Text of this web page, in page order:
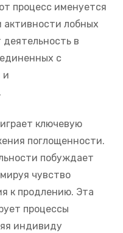
процесс именуется
лобных
в
с
и
ключевую
поглощенности.
побуждает
чувство
к продлению. Эта
процессы
индивиду